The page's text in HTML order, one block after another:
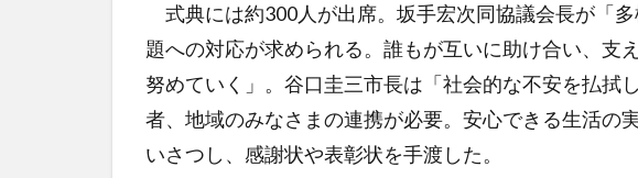
式典には約300人が出席。坂手宏次同協議会長が「
題への対応が求められる。誰もが互いに助け合い、支
努めていく」。谷口圭三市長は「社会的な不安を払拭
者、地域のみなさまの連携が必要。安心できる生活の
いさつし、感謝状や表彰状を手渡した。